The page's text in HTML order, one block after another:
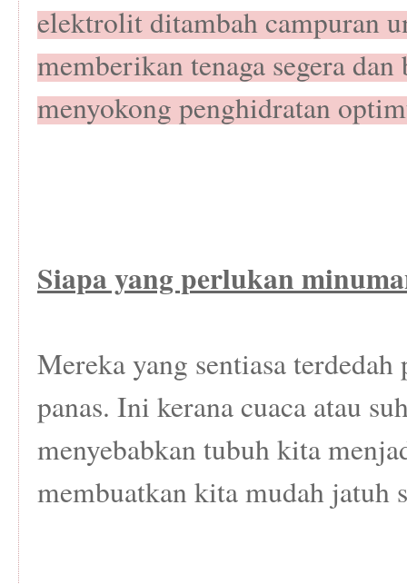
elektrolit ditambah campuran
memberikan tenaga segera
menyokong penghidratan
Siapa yang perlukan
Mereka yang sentiasa terdedah
panas. Ini kerana cuaca atau
menyebabkan tubuh kita
membuatkan kita mudah jatuh